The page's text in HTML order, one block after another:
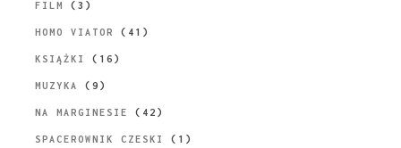
FILM (3)
HOMO VIATOR (41)
KSIĄŻKI (16)
MUZYKA (9)
NA MARGINESIE (42)
SPACEROWNIK CZESKI (1)